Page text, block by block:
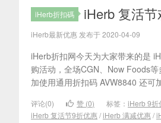
iHerb折扣碼 iHerb 复活
iHerb最新优惠 发布于 2020-04-09
iHerb折扣网今天为大家带来的是
购活动，全场CGN、Now Foods
加使用通用折扣码 AVW8840 还可
评论(0) 赞 (0) 标签： iHerb 9折
iHerb 复活节9折优惠/iHerb 满减优惠/